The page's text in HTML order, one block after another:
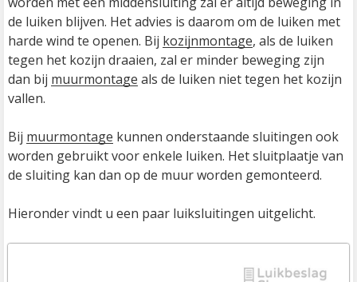
de luiken blijven. Het advies is daarom om de luiken met
harde wind te openen. Bij kozijnmontage, als de luiken
tegen het kozijn draaien, zal er minder beweging zijn
dan bij muurmontage als de luiken niet tegen het kozijn
vallen.
Bij muurmontage kunnen onderstaande sluitingen ook
worden gebruikt voor enkele luiken. Het sluitplaatje van
de sluiting kan dan op de muur worden gemonteerd.
Hieronder vindt u een paar luiksluitingen uitgelicht.